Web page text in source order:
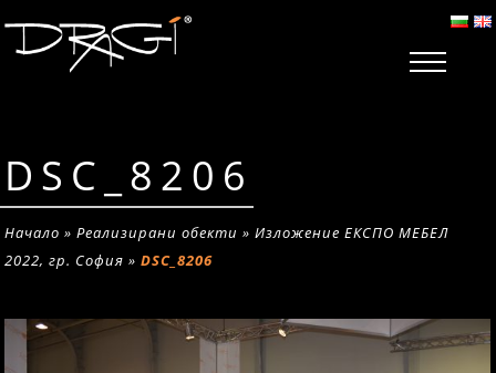
DSC_8206
Начало »Реализирани обекти »Изложение ЕКСПО МЕБЕЛ
2022, гр. София »DSC_8206